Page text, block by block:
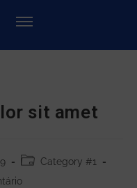
sit amet
Category #1